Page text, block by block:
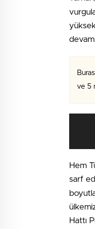
ve 5
Hem
sarf
Hattı